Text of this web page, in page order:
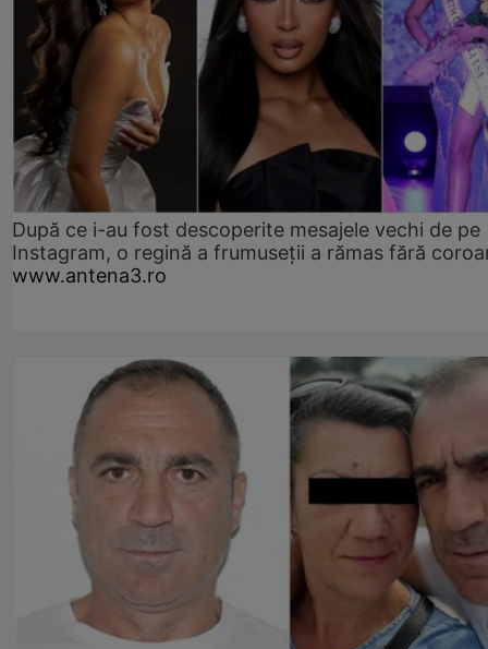
După ce i-au fost descoperite mesajele vechi de pe
Instagram, o regină a frumuseții a rămas fără
www.antena3.ro